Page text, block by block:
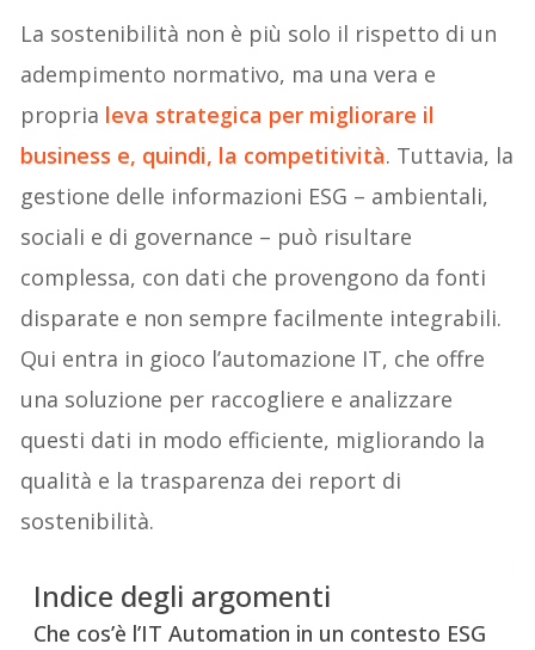
La sostenibilità non è più solo il rispetto di un
adempimento normativo, ma una vera e
propria leva strategica per migliorare il
business e, quindi, la competitività. Tuttavia, la
gestione delle informazioni ESG – ambientali,
sociali e di governance – può risultare
complessa, con dati che provengono da fonti
disparate e non sempre facilmente integrabili.
Qui entra in gioco l’automazione IT, che offre
una soluzione per raccogliere e analizzare
questi dati in modo efficiente, migliorando la
qualità e la trasparenza dei report di
sostenibilità.
Indice degli argomenti
Che cos’è l’IT Automation in un contesto ESG